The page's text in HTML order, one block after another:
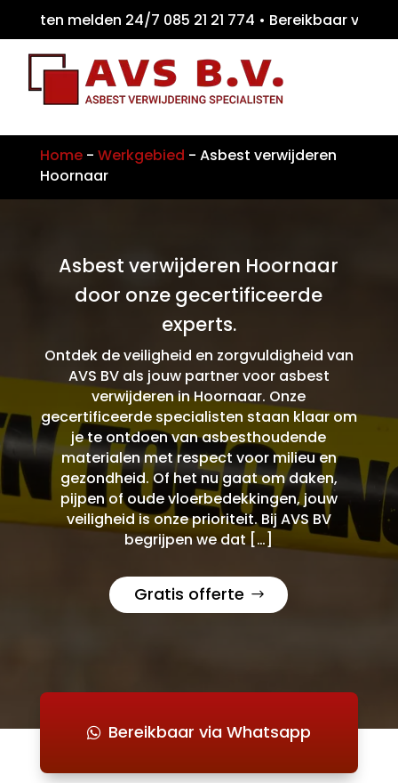
melden 24/7 085 21 21 774 •
Home- Werkgebied - Asbest verwijderen
Hoornaar
Asbest verwijderen Hoornaar
door onze gecertificeerde
experts.
Ontdek de veiligheid en zorgvuldigheid van
AVS BV als jouw partner voor asbest
verwijderen in Hoornaar. Onze
gecertificeerde specialisten staan klaar om
je te ontdoen van asbesthoudende
materialen met respect voor milieu en
gezondheid. Of het nu gaat om daken,
pijpen of oude vloerbedekkingen, jouw
veiligheid is onze prioriteit. Bij AVS BV
begrijpen we dat […]
Gratis offerte
Bereikbaar via Whatsapp